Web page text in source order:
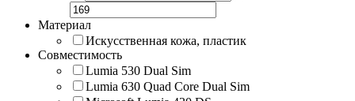
Материал
Искусственная кожа, пластик
Совместимость
Lumia 530 Dual Sim
Lumia 630 Quad Core Dual Sim